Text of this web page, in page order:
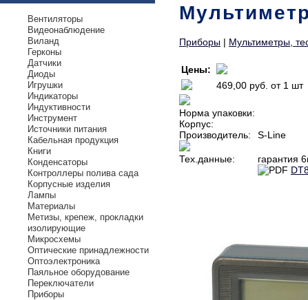
Вентиляторы
Видеонаблюдение
Виланд
Герконы
Датчики
Диоды
Игрушки
Индикаторы
Индуктивности
Инструмент
Источники питания
Кабельная продукция
Книги
Конденсаторы
Контроллеры полива сада
Корпусные изделия
Лампы
Материалы
Метизы, крепеж, прокладки
изолирующие
Микросхемы
Оптические принадлежности
Оптоэлектроника
Паяльное оборудование
Переключатели
Приборы
Приборы | Мультиметры,
Цены:
469,00 руб. от 1 шт
Норма упаковки:
Корпус:
Производитель:
S-Line
Тех.данные:
гарантия